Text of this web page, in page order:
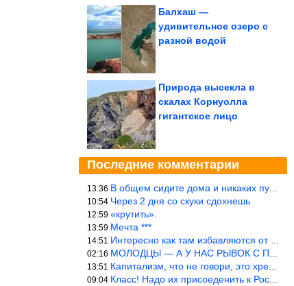
Балхаш —
удивительное озеро с
разной водой
Природа высекла в
скалах Корнуолла
гигантское лицо
Последние комментарии
13:36 В общем сидите дома и никаких путешествий А самая грязная в от
10:54 Через 2 дня со скуки сдохнешь
12:59 «крутить».
13:59 Мечта ***
14:51 Интересно как там избавляются от физиологических и прочих отходо
02:16 МОЛОДЦЫ — А У НАС РЫВОК С ПРОРЫВОМ В ТРУБУ
13:51 Капитализм, что не говори, это хреново (((
09:04 Класс! Надо их присоеденить к России!